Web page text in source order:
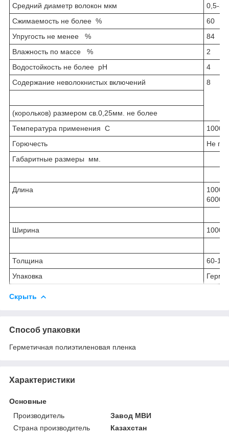
Средний диаметр волокон мкм
0,5-3,0
Сжимаемость не более %
60
Упругость не менее %
84
Влажность по массе %
2
Водостойкость не более рН
4
Содержание неволокнистых включений
8
(корольков) размером св.0,25мм. не более
Температура применения С
1000
Горючесть
Не
Габаритные размеры мм.
Длина
1000-
6000
Ширина 1000
Толщина
60-100
Упаковка
Скрыть
Способ упаковки
Герметичная полиэтиленовая пленка
Характеристики
Основные
Производитель
Завод МВИ
Страна производитель
Казахстан